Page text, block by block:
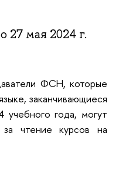
27 мая 2024 г.
ФСН, которые
заканчивающиеся
года, могут
чтение курсов на